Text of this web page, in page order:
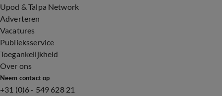
Upod & Talpa Network
Adverteren
Vacatures
Publieksservice
Toegankelijkheid
Over ons
Neem contact op
+31 (0)6 - 549 628 21